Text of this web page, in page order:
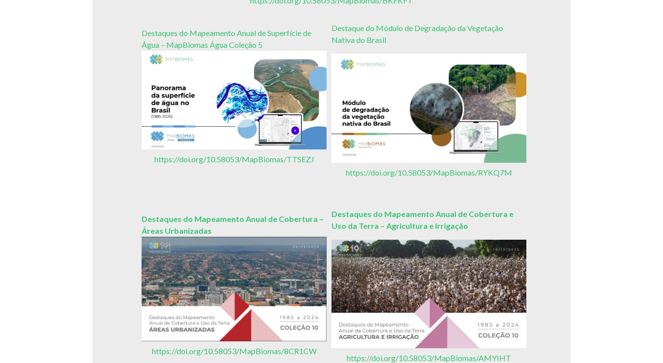
Destaques do Mapeamento Anual de Superfície de
Água – MapBiomas Água Coleção 5
https://doi.org/10.58053/MapBiomas/TTSEZJ
Destaque do Módulo de Degradação da Vegetação
Nativa do Brasil
https://doi.org/10.58053/MapBiomas/RYKQ7M
Destaques do Mapeamento Anual de Cobertura –
Áreas Urbanizadas
https://doi.org/10.58053/MapBiomas/8CR1CW
Destaques do Mapeamento Anual de Cobertura e
Uso da Terra – Agricultura e Irrigação
https://doi.org/10.58053/MapBiomas/AMYIHT